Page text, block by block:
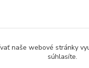
naše webové stránky
súhlasíte.